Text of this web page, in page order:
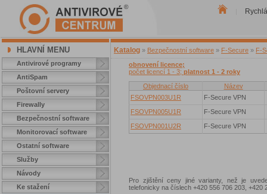
HLAVNÍ MENU
Antivirové programy
AntiSpam
Poštovní servery
Firewally
Bezpečnostní software
Monitorovací software
Ostatní software
Služby
Návody
Ke stažení
Katalog » Bezpečnostní software » F-Secure » F-
obnovení licence;
počet licencí 1 - 3; platnost 1 - 2 roky
Objednací číslo
Název
FSOVPN003U1R
F-Secure VPN
FSOVPN005U1R
F-Secure VPN
FSOVPN001U2R
F-Secure VPN
Pro zjištění ceny jiné varianty, než je
telefonicky na číslech +420 556 706 203, +420